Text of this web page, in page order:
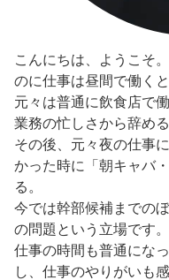
こんにちは、ようこそ
のに仕事は昼間で働く
元々は普通に飲食店で
業務の忙しさから辞め
その後、元々夜の仕事
かった時に「朝キャバ
る。
今では幹部候補までの
の問題という立場です。
仕事の時間も普通にな
し、仕事のやりがいも